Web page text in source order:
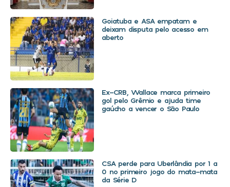
Goiatuba e ASA empatam e
deixam disputa pelo acesso em
aberto
Ex-CRB, Wallace marca primeiro
gol pelo Grêmio e ajuda time
gaúcho a vencer o São Paulo
CSA perde para Uberlândia por 1 a
0 no primeiro jogo do mata-mata
da Série D